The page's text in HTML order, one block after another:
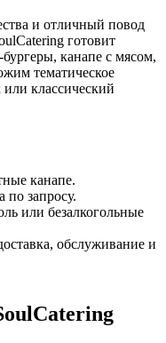
и отличный повод
готовит
канапе с мясом,
тематическое
классический
канапе.
запросу.
или безалкогольные
обслуживание и